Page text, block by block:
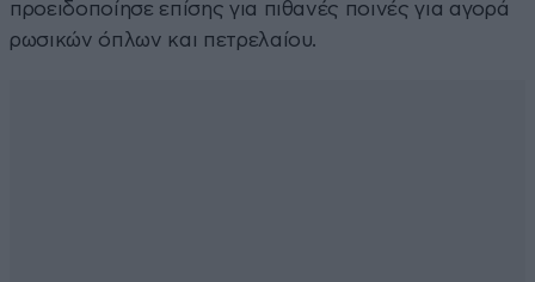
προειδοποίησε επίσης για πιθανές ποινές για αγορά
ρωσικών όπλων και πετρελαίου.